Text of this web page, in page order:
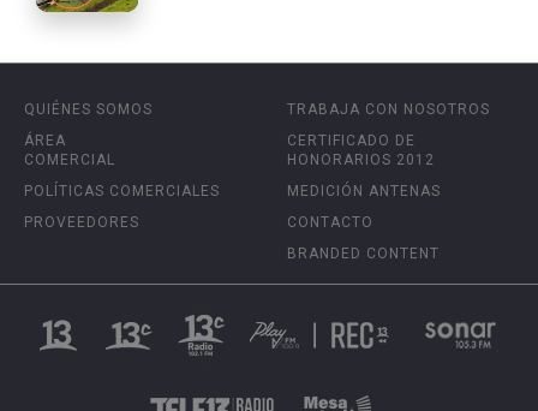
QUIÉNES SOMOS
ÁREA
COMERCIAL
POLÍTICAS COMERCIALES
PROVEEDORES
TRABAJA CON NOSOTROS
CERTIFICADO DE
HONORARIOS 2012
MEDICIÓN ANTENAS
CONTACTO
BRANDED CONTENT